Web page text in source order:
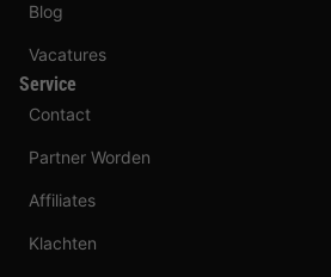
Blog
Vacatures
Service
Contact
Partner Worden
Affiliates
Klachten